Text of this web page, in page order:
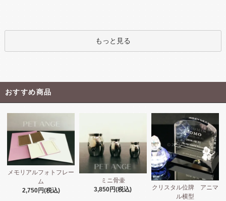
もっと見る
おすすめ商品
メモリアルフォトフレー
ム
2,750円(税込)
ミニ骨壷
3,850円(税込)
クリスタル位牌 アニマ
ル横型